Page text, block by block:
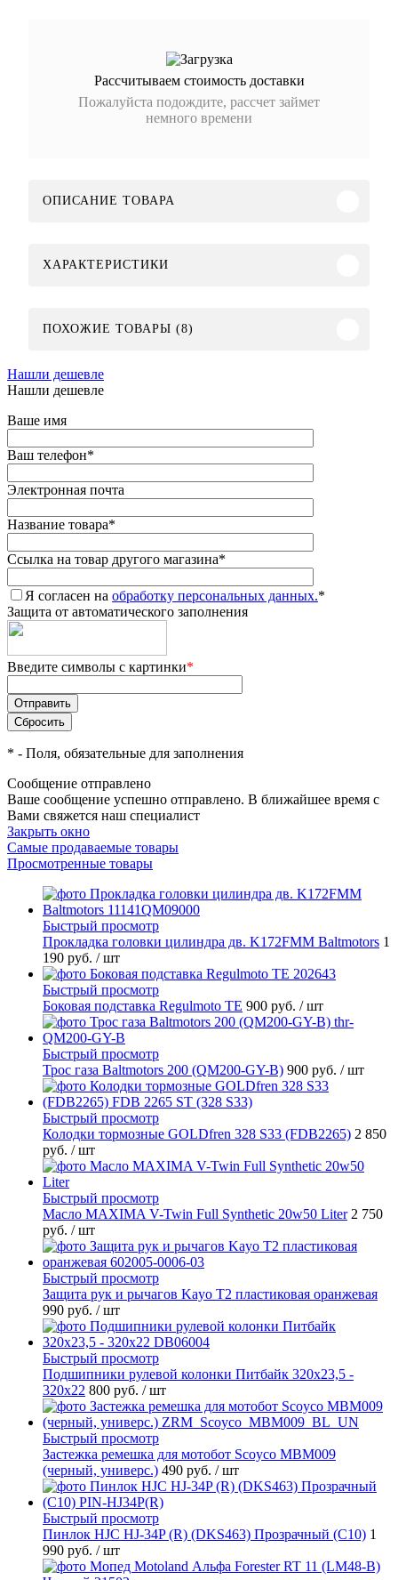
Рассчитываем стоимость доставки
Пожалуйста подождите, рассчет займет
немного времени
ОПИСАНИЕ ТОВАРА
ХАРАКТЕРИСТИКИ
ПОХОЖИЕ ТОВАРЫ (8)
Нашли дешевле
Нашли дешевле
Ваше имя
Ваш телефон*
Электронная почта
Название товара*
Ссылка на товар другого магазина*
Я согласен на обработку персональных данных.*
Защита от автоматического заполнения
Введите символы с картинки*
* - Поля, обязательные для заполнения
Сообщение отправлено
Ваше сообщение успешно отправлено. В ближайшее время с
Вами свяжется наш специалист
Закрыть окно
Самые продаваемые товары
Просмотренные товары
Быстрый просмотр
Прокладка головки цилиндра дв. K172FMM Baltmotors 1
190 руб. / шт
Быстрый просмотр
Боковая подставка Regulmoto TE 900 руб. / шт
Быстрый просмотр
Трос газа Baltmotors 200 (QM200-GY-B) 900 руб. / шт
Быстрый просмотр
Колодки тормозные GOLDfren 328 S33 (FDB2265) 2 850
руб. / шт
Быстрый просмотр
Масло MAXIMA V-Twin Full Synthetic 20w50 Liter 2 750
руб. / шт
Быстрый просмотр
Защита рук и рычагов Kayo T2 пластиковая оранжевая
990 руб. / шт
Быстрый просмотр
Подшипники рулевой колонки Питбайк 320x23,5 -
320x22 800 руб. / шт
Быстрый просмотр
Застежка ремешка для мотобот Scoyco MBM009
(черный, универс.) 490 руб. / шт
Быстрый просмотр
Пинлок HJC HJ-34P (R) (DKS463) Прозрачный (C10) 1
990 руб. / шт